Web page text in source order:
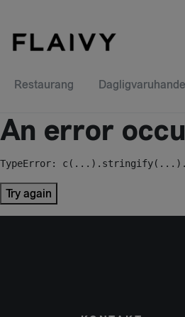
Restaurang
An error
TypeError:
Try again